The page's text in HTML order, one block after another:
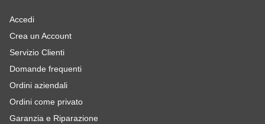
Accedi
Crea un Account
Servizio Clienti
Domande frequenti
Ordini aziendali
Ordini come privato
Garanzia e Riparazione